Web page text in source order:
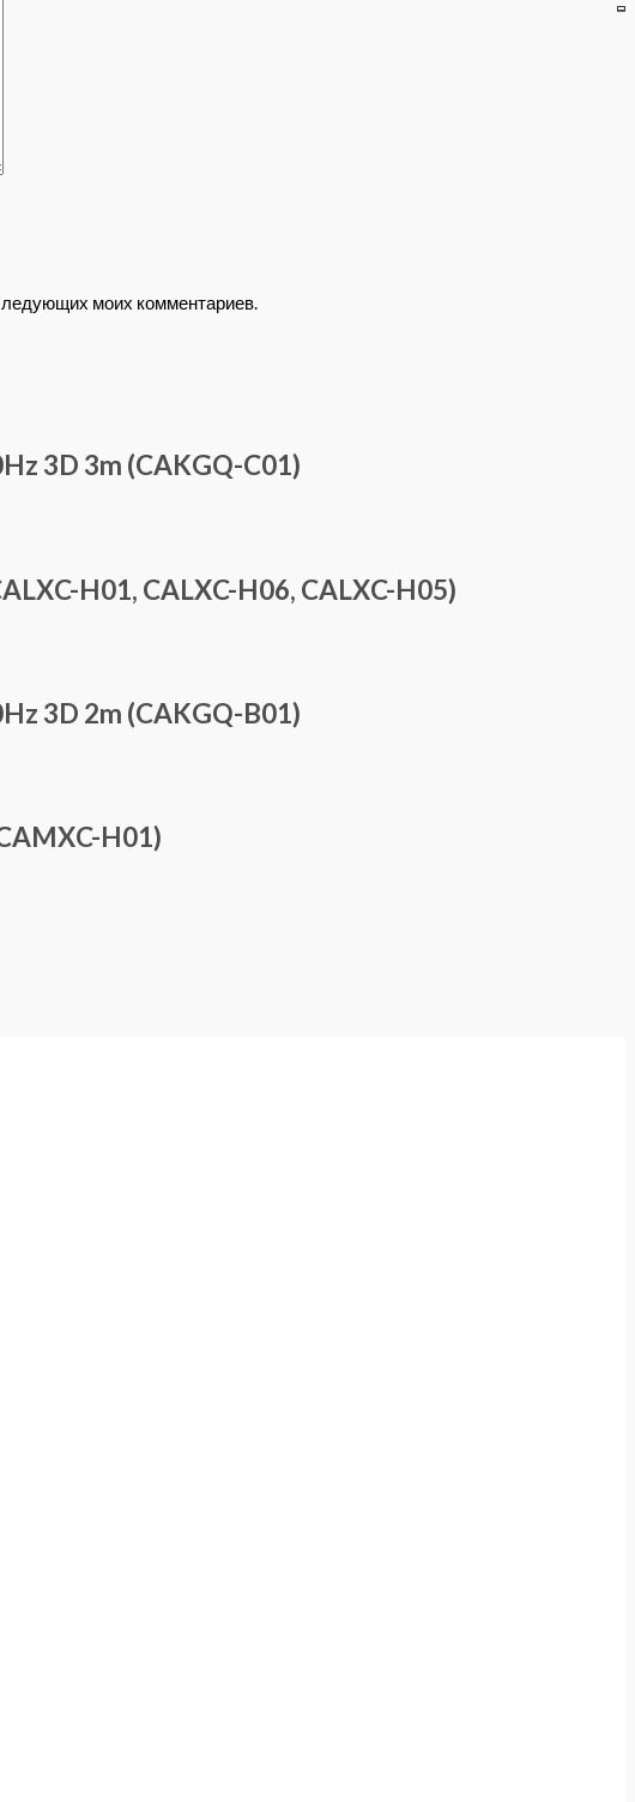
моих комментариев.
3D 3m (CAKGQ-C01)
H01, CALXC-H06, CALXC-H05)
3D 2m (CAKGQ-B01)
H01)